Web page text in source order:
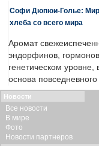
Софи Дюпюи-Голье: Мир
хлеба со всего мира
Аромат
эндорфинов,
генетическом
основа
Новости
Все новости
В мире
Фото
Новости партнеров